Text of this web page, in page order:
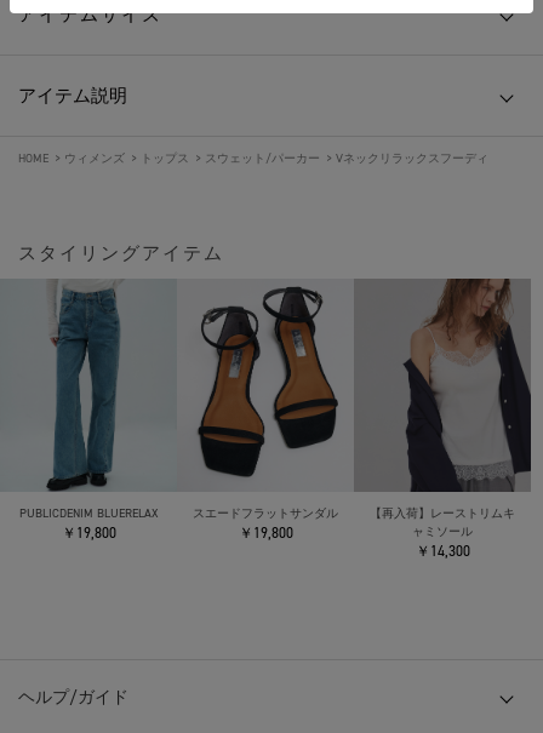
アイテムサイズ
アイテム説明
HOME > ウィメンズ > トップス > スウェット/パーカー > Vネックリラックスフーディ
スタイリングアイテム
PUBLICDENIM BLUERELAX
￥19,800
スエードフラットサンダル
￥19,800
【再入荷】レーストリムキ
ャミソール
￥14,300
ヘルプ/ガイド